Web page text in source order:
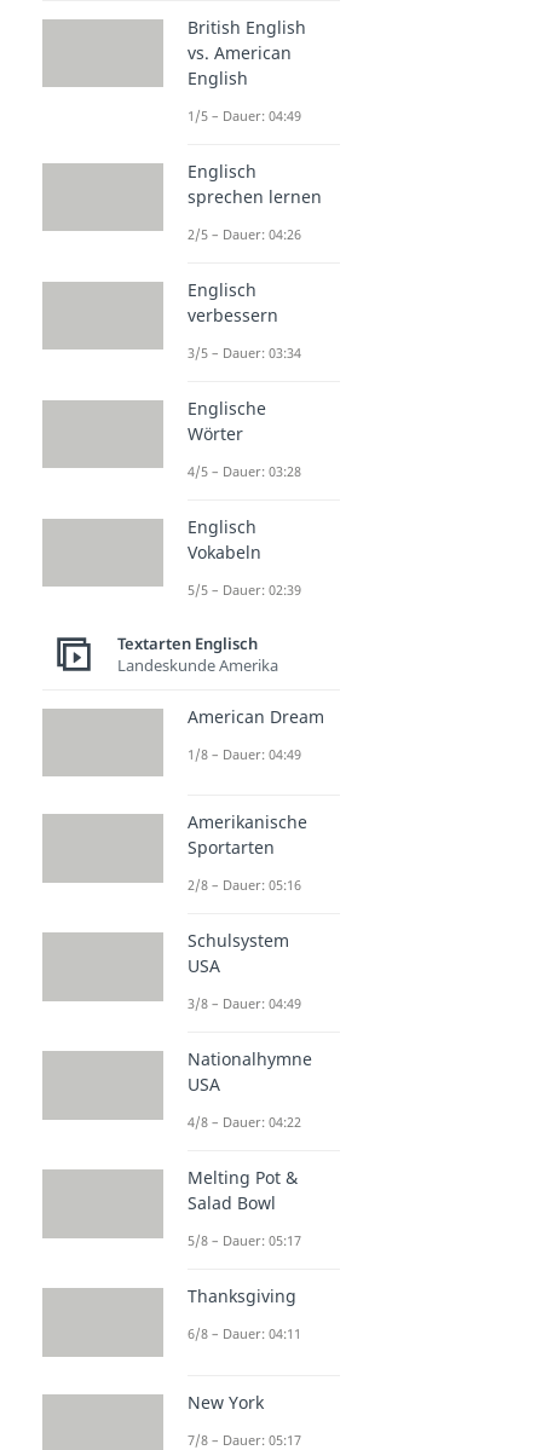
British English
vs. American
English
1/5 – Dauer: 04:49
Englisch
sprechen lernen
2/5 – Dauer: 04:26
Englisch
verbessern
3/5 – Dauer: 03:34
Englische
Wörter
4/5 – Dauer: 03:28
Englisch
Vokabeln
5/5 – Dauer: 02:39
Textarten Englisch
Landeskunde Amerika
American Dream
1/8 – Dauer: 04:49
Amerikanische
Sportarten
2/8 – Dauer: 05:16
Schulsystem
USA
3/8 – Dauer: 04:49
Nationalhymne
USA
4/8 – Dauer: 04:22
Melting Pot &
Salad Bowl
5/8 – Dauer: 05:17
Thanksgiving
6/8 – Dauer: 04:11
New York
7/8 – Dauer: 05:17